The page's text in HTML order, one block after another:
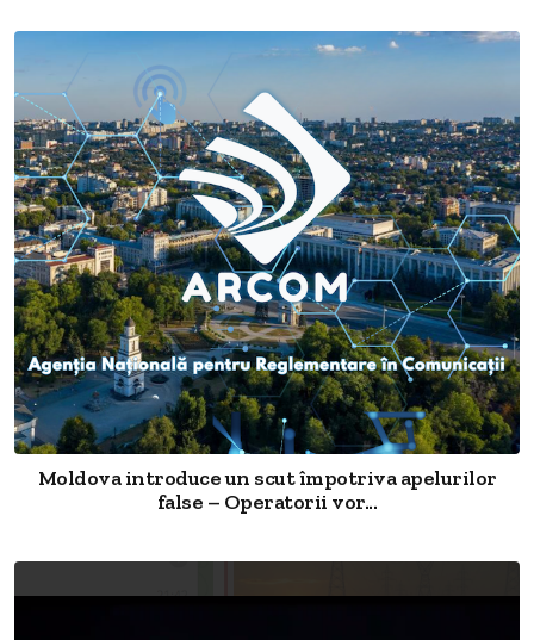
Moldova introduce un scut împotriva apelurilor
false – Operatorii vor...